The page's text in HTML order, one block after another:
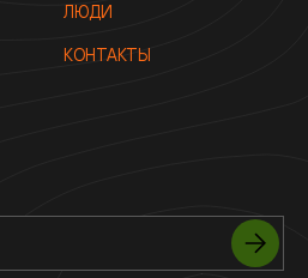
ЛЮДИ
КОНТАКТЫ